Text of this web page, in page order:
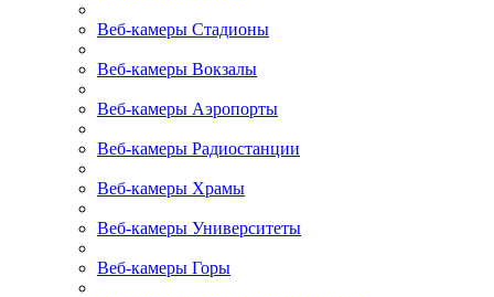
Веб-камеры Стадионы
Веб-камеры Вокзалы
Веб-камеры Аэропорты
Веб-камеры Радиостанции
Веб-камеры Храмы
Веб-камеры Университеты
Веб-камеры Горы